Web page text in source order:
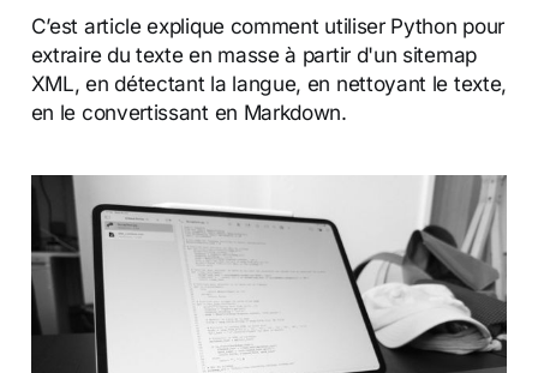
C’est article explique comment utiliser Python pour
extraire du texte en masse à partir d'un sitemap
XML, en détectant la langue, en nettoyant le texte,
en le convertissant en Markdown.